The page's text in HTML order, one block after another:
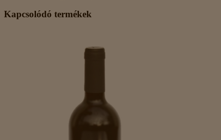
Kapcsolódó termékek